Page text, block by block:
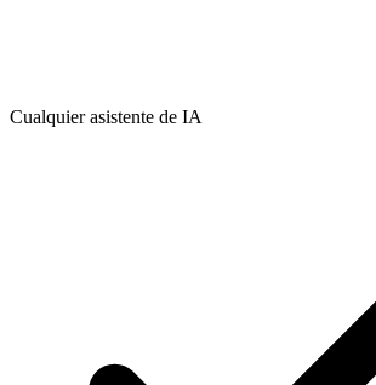
Cualquier asistente de IA